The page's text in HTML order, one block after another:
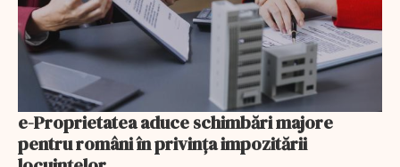
e-Proprietatea aduce schimbări majore
pentru români în privinţa impozitării